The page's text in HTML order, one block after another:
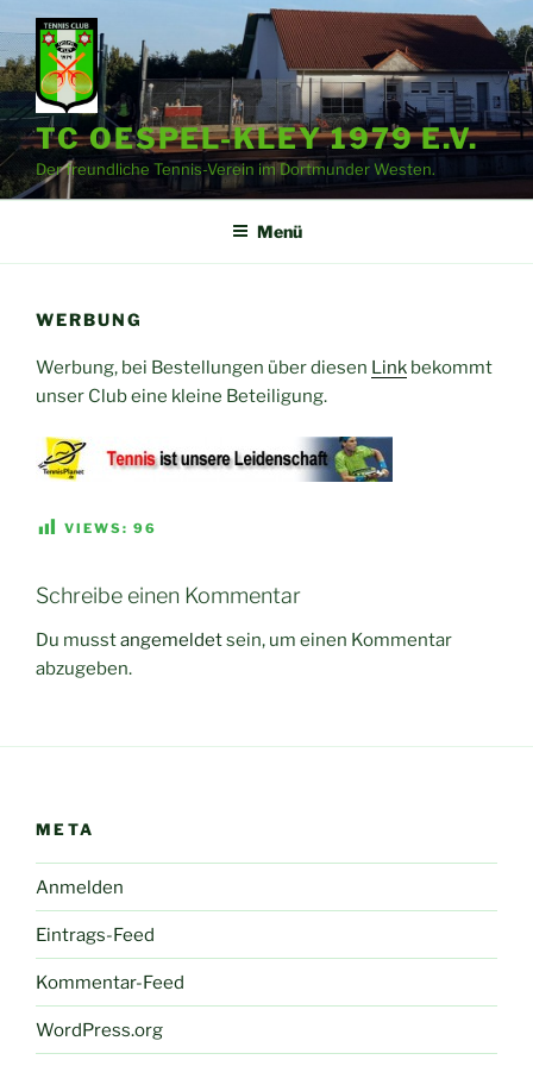
Zum
Inhalt
springen
TC OESPEL-KLEY 1979 E.V.
Der freundliche Tennis-Verein im Dortmunder Westen.
Menü
WERBUNG
Werbung, bei Bestellungen über diesen Link bekommt
unser Club eine kleine Beteiligung.
VIEWS: 96
Schreibe einen Kommentar
Du musstangemeldetsein, um einen Kommentar
abzugeben.
META
Anmelden
Eintrags-Feed
Kommentar-Feed
WordPress.org